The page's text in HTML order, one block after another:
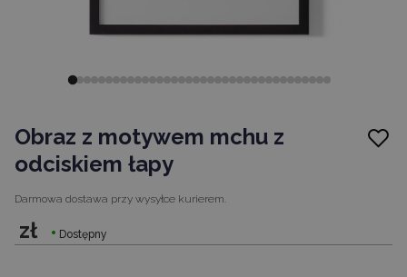
Obraz z motywem mchu z
odciskiem łapy
Darmowa dostawa przy wysyłce kurierem.
zł Dostępny